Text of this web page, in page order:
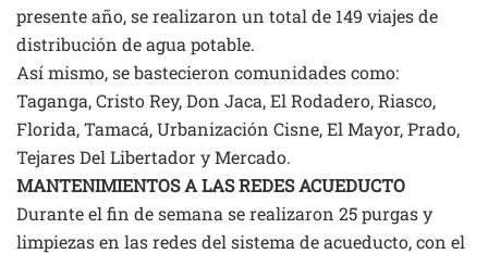
presente año, se realizaron un total de 149 viajes de
distribución de agua potable.
Así mismo, se bastecieron comunidades como:
Taganga, Cristo Rey, Don Jaca, El Rodadero, Riasco,
Florida, Tamacá, Urbanización Cisne, El Mayor, Prado,
Tejares Del Libertador y Mercado.
MANTENIMIENTOS A LAS REDES ACUEDUCTO
Durante el fin de semana se realizaron 25 purgas y
limpiezas en las redes del sistema de acueducto, con el